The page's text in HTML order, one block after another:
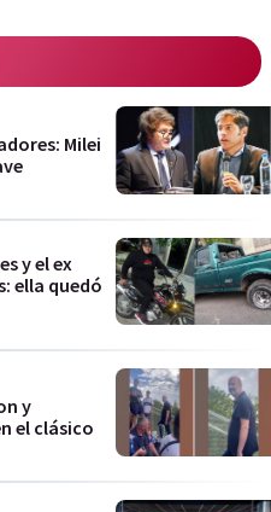
Milei
y el ex
ella quedó
y
el clásico